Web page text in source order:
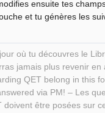
ensuite tes
et tu génères les
où tu découvres le
jamais plus revenir en
QET belong in this
via PM! – Les
doivent être posées sur